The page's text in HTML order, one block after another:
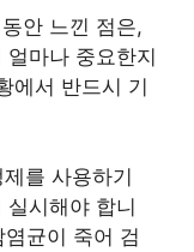
안 느낀 점은,
마나 중요한지
에서 반드시 기
를 사용하기
시해야 합니
균이 죽어 검